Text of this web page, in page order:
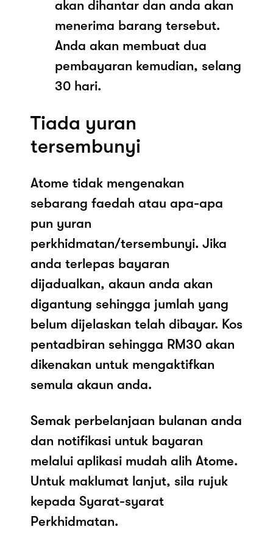
akan dihantar dan anda akan
menerima barang tersebut.
Anda akan membuat dua
pembayaran kemudian, selang
30 hari.
Tiada yuran
tersembunyi
Atome tidak mengenakan
sebarang faedah atau apa-apa
pun yuran
perkhidmatan/tersembunyi. Jika
anda terlepas bayaran
dijadualkan, akaun anda akan
digantung sehingga jumlah yang
belum dijelaskan telah dibayar. Kos
pentadbiran sehingga RM30 akan
dikenakan untuk mengaktifkan
semula akaun anda.
Semak perbelanjaan bulanan anda
dan notifikasi untuk bayaran
melalui aplikasi mudah alih Atome.
Untuk maklumat lanjut, sila rujuk
kepada Syarat-syarat
Perkhidmatan.